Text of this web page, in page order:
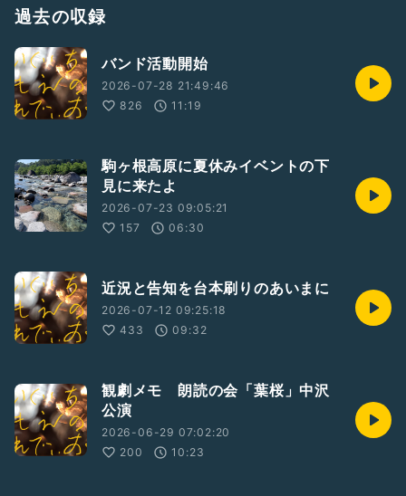
過去の収録
バンド活動開始
2026-07-28 21:49:46
826
11:19
駒ヶ根高原に夏休みイベントの下
見に来たよ
2026-07-23 09:05:21
157
06:30
近況と告知を台本刷りのあいまに
2026-07-12 09:25:18
433
09:32
観劇メモ 朗読の会「葉桜」中沢
公演
2026-06-29 07:02:20
200
10:23